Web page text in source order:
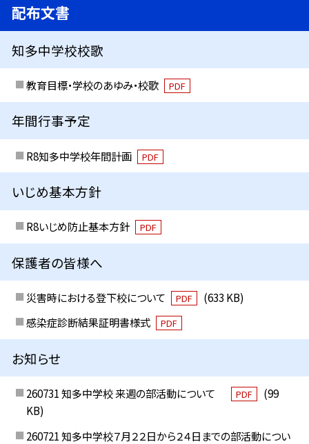
配布文書
知多中学校校歌
教育目標・学校のあゆみ・校歌 PDF
年間行事予定
R8知多中学校年間計画 PDF
いじめ基本方針
R8いじめ防止基本方針 PDF
保護者の皆様へ
災害時における登下校について PDF
(633 KB)
感染症診断結果証明書様式
PDF
お知らせ
260731 知多中学校 来週の部活動について PDF
(99
KB)
260721 知多中学校７月２２日から２４日までの部活動につい